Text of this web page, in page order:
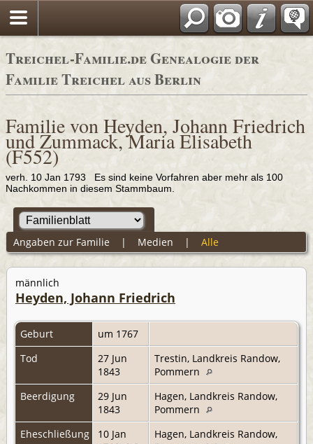
Adressbücher
Treichel-Familie.de Genealogie der
Familie Treichel aus Berlin
Familie von Heyden, Johann Friedrich
und Zummack, Maria Elisabeth
(F552)
verh. 10 Jan 1793 Es sind keine Vorfahren aber mehr als 100
Nachkommen in diesem Stammbaum.
Angaben zur Familie | Medien | Alle
männlich
Heyden, Johann Friedrich
Geburt
um 1767
Tod
27 Jun
1843
Trestin, Landkreis Randow,
Pommern
Beerdigung
29 Jun
1843
Hagen, Landkreis Randow,
Pommern
Eheschließung
10 Jan
Hagen, Landkreis Randow,